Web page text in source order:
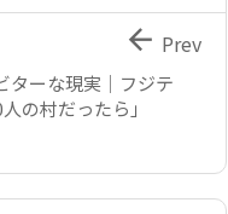
ターな現実｜フジテ
の村だったら」
 Prev